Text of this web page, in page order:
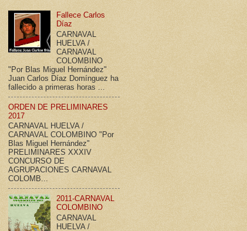
Fallece Carlos
Díaz
CARNAVAL
HUELVA /
CARNAVAL
COLOMBINO
"Por Blas Miguel Hernández"
Juan Carlos Díaz Domínguez ha
fallecido a primeras horas ...
ORDEN DE PRELIMINARES
2017
CARNAVAL HUELVA /
CARNAVAL COLOMBINO "Por
Blas Miguel Hernández"
PRELIMINARES XXXIV
CONCURSO DE
AGRUPACIONES CARNAVAL
COLOMB...
2011-CARNAVAL
COLOMBINO
CARNAVAL
HUELVA /